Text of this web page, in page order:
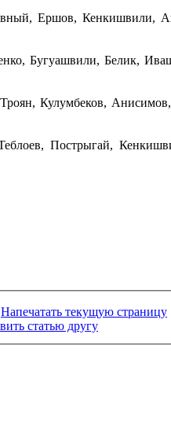
Ершов, Кенкишвили,
Бугуашвили, Белик,
Кулумбеков,
Пострыгай,
Напечатать текущую страницу
статью другу